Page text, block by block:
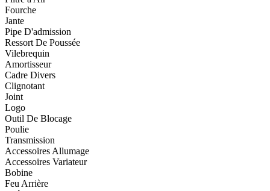
Fourche
Jante
Pipe D'admission
Ressort De Poussée
Vilebrequin
Amortisseur
Cadre Divers
Clignotant
Joint
Logo
Outil De Blocage
Poulie
Transmission
Accessoires Allumage
Accessoires Variateur
Bobine
Feu Arrière